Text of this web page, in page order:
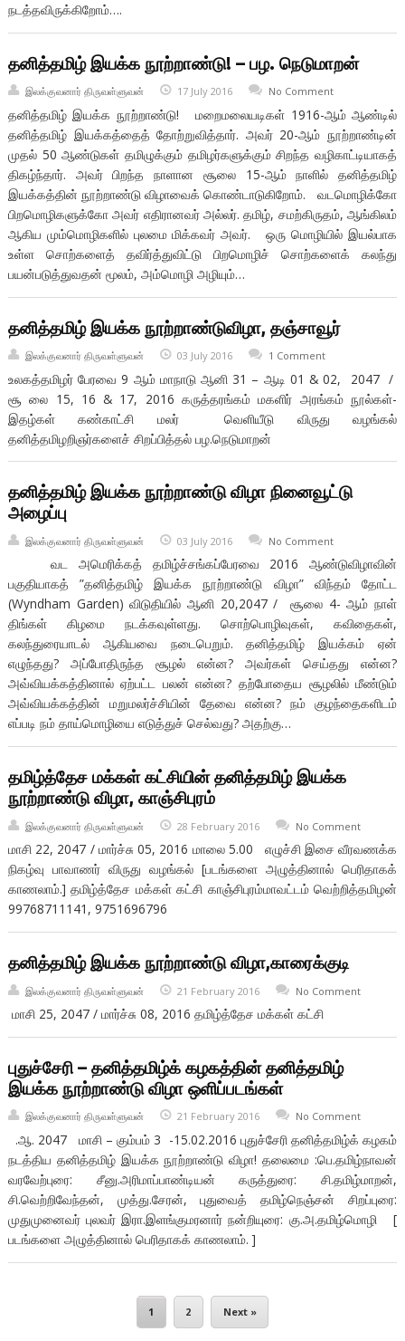
நடத்தவிருக்கிறோம்….
தனித்தமிழ் இயக்க நூற்றாண்டு! – பழ. நெடுமாறன்
இலக்குவனார் திருவள்ளுவன் 17 July 2016 No Comment
தனித்தமிழ் இயக்க நூற்றாண்டு! மறைமலையடிகள் 1916-ஆம் ஆண்டில்
தனித்தமிழ் இயக்கத்தைத் தோற்றுவித்தார். அவர் 20-ஆம் நூற்றாண்டின்
முதல் 50 ஆண்டுகள் தமிழுக்கும் தமிழர்களுக்கும் சிறந்த வழிகாட்டியாகத்
திகழ்ந்தார். அவர் பிறந்த நாளான சூலை 15-ஆம் நாளில் தனித்தமிழ்
இயக்கத்தின் நூற்றாண்டு விழாவைக் கொண்டாடுகிறோம். வடமொழிக்கோ
பிறமொழிகளுக்கோ அவர் எதிரானவர் அல்லர். தமிழ், சமற்கிருதம், ஆங்கிலம்
ஆகிய மும்மொழிகளில் புலமை மிக்கவர் அவர். ஒரு மொழியில் இயல்பாக
உள்ள சொற்களைத் தவிர்த்துவிட்டு பிறமொழிச் சொற்களைக் கலந்து
பயன்படுத்துவதன் மூலம், அம்மொழி அழியும்…
தனித்தமிழ் இயக்க நூற்றாண்டுவிழா, தஞ்சாவூர்
இலக்குவனார் திருவள்ளுவன் 03 July 2016 1 Comment
உலகத்தமிழர் பேரவை 9 ஆம் மாநாடு ஆனி 31 – ஆடி 01 & 02, 2047 /
சூ லை 15, 16 & 17, 2016 கருத்தரங்கம் மகளிர் அரங்கம் நூல்கள்-
இதழ்கள் கண்காட்சி மலர் வெளியீடு விருது வழங்கல்
தனித்தமிழறிஞர்களைச் சிறப்பித்தல் பழ.நெடுமாறன்
தனித்தமிழ் இயக்க நூற்றாண்டு விழா நினைவூட்டு
அழைப்பு
இலக்குவனார் திருவள்ளுவன் 03 July 2016 No Comment
வட அமெரிக்கத் தமிழ்ச்சங்கப்பேரவை 2016 ஆண்டுவிழாவின்
பகுதியாகத் ”தனித்தமிழ் இயக்க நூற்றாண்டு விழா” விந்தம் தோட்ட
(Wyndham Garden) விடுதியில் ஆனி 20,2047 / சூலை 4- ஆம் நாள்
திங்கள் கிழமை நடக்கவுள்ளது. சொற்பொழிவுகள், கவிதைகள்,
கலந்துரையாடல் ஆகியவை நடைபெறும். தனித்தமிழ் இயக்கம் ஏன்
எழுந்தது? அப்போதிருந்த சூழல் என்ன? அவர்கள் செய்தது என்ன?
அவ்வியக்கத்தினால் ஏற்பட்ட பலன் என்ன? தற்போதைய சூழலில் மீண்டும்
அவ்வியக்கத்தின் மறுமலர்ச்சியின் தேவை என்ன? நம் குழந்தைகளிடம்
எப்படி நம் தாய்மொழியை எடுத்துச் செல்வது? அதற்கு…
தமிழ்த்தேச மக்கள் கட்சியின் தனித்தமிழ் இயக்க
நூற்றாண்டு விழா, காஞ்சிபுரம்
இலக்குவனார் திருவள்ளுவன் 28 February 2016 No Comment
மாசி 22, 2047 / மார்ச்சு 05, 2016 மாலை 5.00 எழுச்சி இசை வீரவணக்க
நிகழ்வு பாவாணர் விருது வழங்கல் [படங்களை அழுத்தினால் பெரிதாகக்
காணலாம்.] தமிழ்த்தேச மக்கள் கட்சி காஞ்சிபுரம்மாவட்டம் வெற்றித்தமிழன்
99768711141, 9751696796
தனித்தமிழ் இயக்க நூற்றாண்டு விழா,காரைக்குடி
இலக்குவனார் திருவள்ளுவன் 21 February 2016 No Comment
மாசி 25, 2047 / மார்ச்சு 08, 2016 தமிழ்த்தேச மக்கள் கட்சி
புதுச்சேரி – தனித்தமிழ்க் கழகத்தின் தனித்தமிழ்
இயக்க நூற்றாண்டு விழா ஒளிப்படங்கள்
இலக்குவனார் திருவள்ளுவன் 21 February 2016 No Comment
.ஆ. 2047 மாசி – கும்பம் 3 -15.02.2016 புதுச்சேரி தனித்தமிழ்க் கழகம்
நடத்திய தனித்தமிழ் இயக்க நூற்றாண்டு விழா! தலைமை :பெ.தமிழ்நாவன்
வரவேற்புரை: சீனு.அரிமாப்பாண்டியன் கருத்துரை: சி.தமிழ்மாறன்,
சி.வெற்றிவேந்தன், முத்து.சேரன், புதுவைத் தமிழ்நெஞ்சன் சிறப்புரை:
முதுமுனைவர் புலவர் இரா.இளங்குமரனார் நன்றியுரை: கு.அ.தமிழ்மொழி [
படங்களை அழுத்தினால் பெரிதாகக் காணலாம். ]
1 2 Next »